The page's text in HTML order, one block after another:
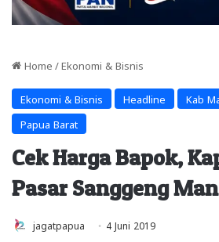
Home / Ekonomi & Bisnis
Ekonomi & Bisnis Headline Kab
Papua Barat
Cek Harga Bapok,
Pasar Sanggeng
jagatpapua 4 Juni 2019